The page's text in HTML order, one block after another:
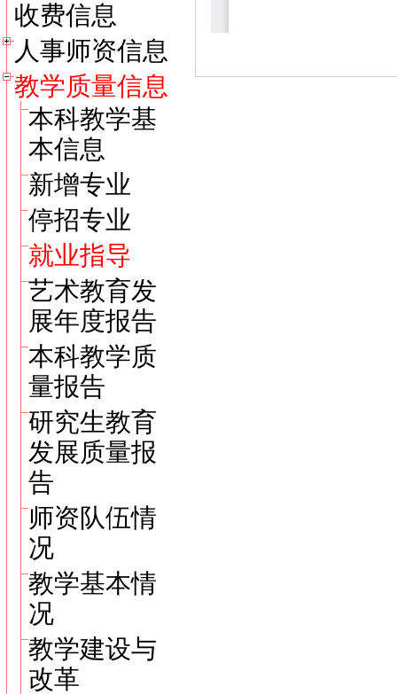
收费信息
人事师资信息
教学质量信息
本科教学基
本信息
新增专业
停招专业
就业指导
艺术教育发
展年度报告
本科教学质
量报告
研究生教育
发展质量报
告
师资队伍情
况
教学基本情
况
教学建设与
改革